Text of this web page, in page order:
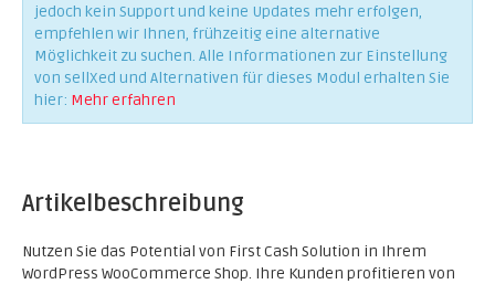
jedoch kein Support und keine Updates mehr erfolgen,
empfehlen wir Ihnen, frühzeitig eine alternative
Möglichkeit zu suchen. Alle Informationen zur Einstellung
von sellXed und Alternativen für dieses Modul erhalten Sie
hier: Mehr erfahren
Artikelbeschreibung
Nutzen Sie das Potential von First Cash Solution in Ihrem
WordPress WooCommerce Shop. Ihre Kunden profitieren von